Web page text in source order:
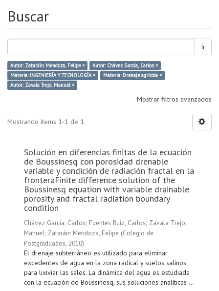
Buscar
Ir
Autor: Zataráin Mendoza, Felipe ×
Autor: Chávez García, Carlos ×
Materia: INGENIERÍA Y TECNOLOGÍA ×
Materia: Drenaje agrícola ×
Autor: Zavala Trejo, Manuel ×
Mostrar filtros avanzados
Mostrando ítems 1-1 de 1
Solución en diferencias finitas de la ecuación
de Boussinesq con porosidad drenable
variable y condición de radiación fractal en la
fronteraFinite difference solution of the
Boussinesq equation with variable drainable
porosity and fractal radiation boundary
condition
Chávez García, Carlos; Fuentes Ruiz, Carlos; Zavala Trejo,
Manuel; Zataráin Mendoza, Felipe (Colegio de
Postgraduados, 2010)
El drenaje subterráneo es utilizado para eliminar
excedentes de agua en la zona radical y suelos salinos
para lixiviar las sales. La dinámica del agua es estudiada
con la ecuación de Boussinesq, sus soluciones analíticas ...